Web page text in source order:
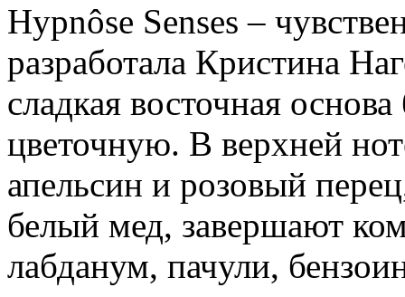
Hypnôse Senses –
разработала Кристина
сладкая восточная
цветочную. В верхней
апельсин и розовый
белый мед, завершают
лабданум, пачули,